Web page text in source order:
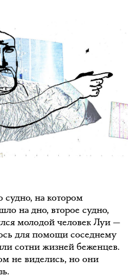
судно, на котором
на дно, второе судно,
молодой человек Луи —
для помощи соседнему
сотни жизней беженцев.
не виделись, но они